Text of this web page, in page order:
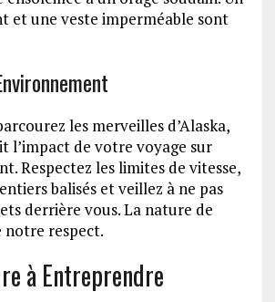
et une veste imperméable sont
les merveilles d’Alaska,
l’impact de votre voyage sur
Respectez les limites de vitesse,
balisés et veillez à ne pas
derrière vous. La nature de
notre respect.
à Entreprendre